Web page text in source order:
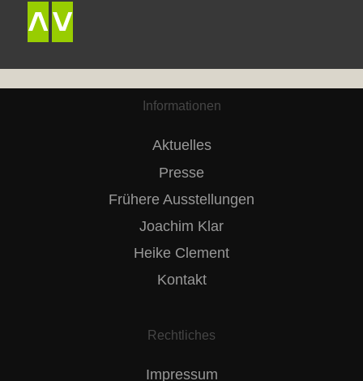
˄˅
Informationen
Aktuelles
Presse
Frühere Ausstellungen
Joachim Klar
Heike Clement
Kontakt
Rechtliches
Impressum